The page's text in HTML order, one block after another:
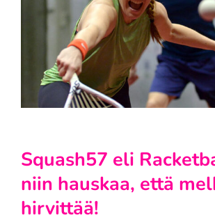
Squash57 eli
niin hauskaa, että
hirvittää!